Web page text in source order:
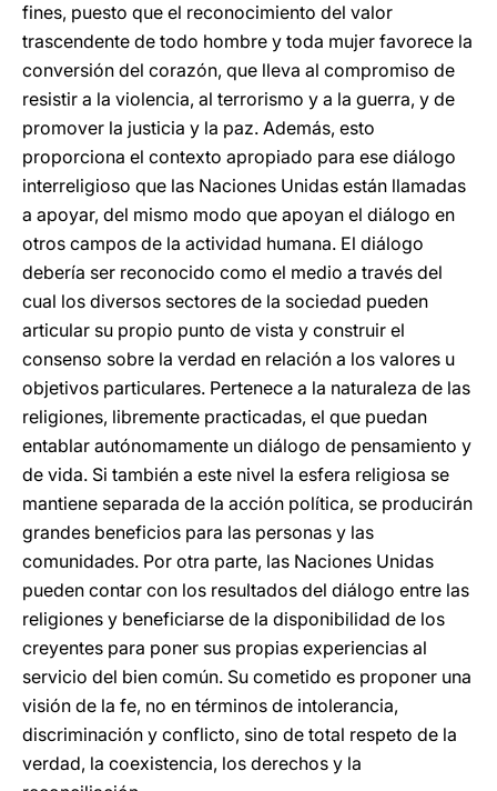
fines, puesto que el reconocimiento del valor
trascendente de todo hombre y toda mujer favorece la
conversión del corazón, que lleva al compromiso de
resistir a la violencia, al terrorismo y a la guerra, y de
promover la justicia y la paz. Además, esto
proporciona el contexto apropiado para ese diálogo
interreligioso que las Naciones Unidas están llamadas
a apoyar, del mismo modo que apoyan el diálogo en
otros campos de la actividad humana. El diálogo
debería ser reconocido como el medio a través del
cual los diversos sectores de la sociedad pueden
articular su propio punto de vista y construir el
consenso sobre la verdad en relación a los valores u
objetivos particulares. Pertenece a la naturaleza de las
religiones, libremente practicadas, el que puedan
entablar autónomamente un diálogo de pensamiento y
de vida. Si también a este nivel la esfera religiosa se
mantiene separada de la acción política, se producirán
grandes beneficios para las personas y las
comunidades. Por otra parte, las Naciones Unidas
pueden contar con los resultados del diálogo entre las
religiones y beneficiarse de la disponibilidad de los
creyentes para poner sus propias experiencias al
servicio del bien común. Su cometido es proponer una
visión de la fe, no en términos de intolerancia,
discriminación y conflicto, sino de total respeto de la
verdad, la coexistencia, los derechos y la